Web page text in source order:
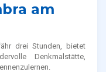
am
drei Stunden, bietet
Denkmalstätte,